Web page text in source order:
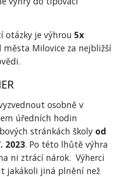
otázky je výhrou5x
Milovice za nejbližší
osobně v
úředních hodin
stránkách školy od
2023. Po této lhůtě výhra
ni ztrácí nárok. Výherci
jakákoli jiná plnění než